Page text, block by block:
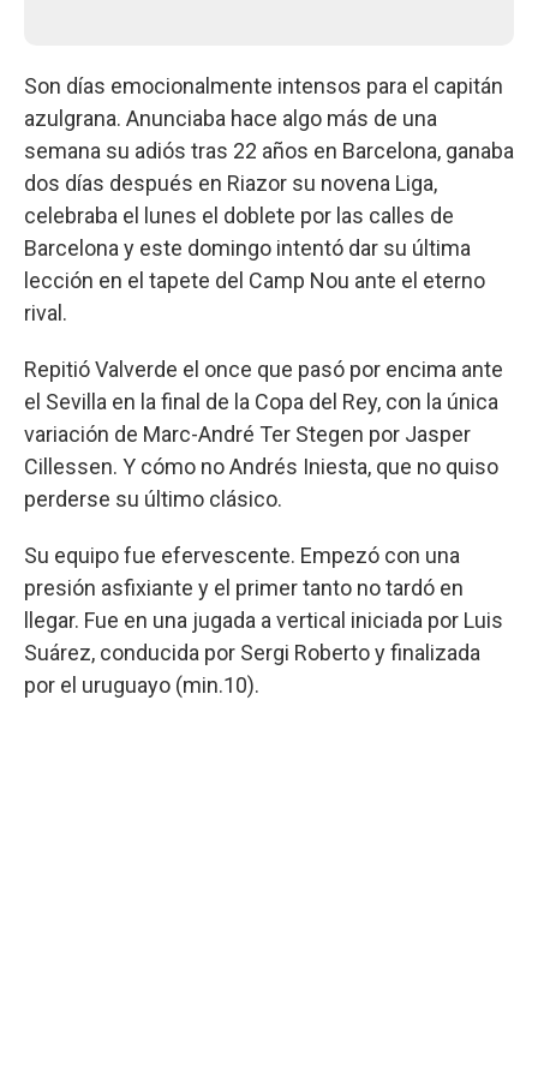
Son días emocionalmente intensos para el capitán
azulgrana. Anunciaba hace algo más de una
semana su adiós tras 22 años en Barcelona, ganaba
dos días después en Riazor su novena Liga,
celebraba el lunes el doblete por las calles de
Barcelona y este domingo intentó dar su última
lección en el tapete del Camp Nou ante el eterno
rival.
Repitió Valverde el once que pasó por encima ante
el Sevilla en la final de la Copa del Rey, con la única
variación de Marc-André Ter Stegen por Jasper
Cillessen. Y cómo no Andrés Iniesta, que no quiso
perderse su último clásico.
Su equipo fue efervescente. Empezó con una
presión asfixiante y el primer tanto no tardó en
llegar. Fue en una jugada a vertical iniciada por Luis
Suárez, conducida por Sergi Roberto y finalizada
por el uruguayo (min.10).